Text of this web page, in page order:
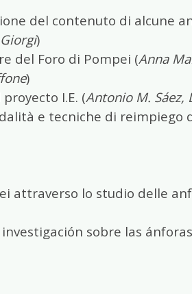
del contenuto di alcune
)
del Foro di Pompei (Anna
)
I.E. (Antonio M. Sáez,
e tecniche di reimpiego
attraverso lo studio delle
sobre las